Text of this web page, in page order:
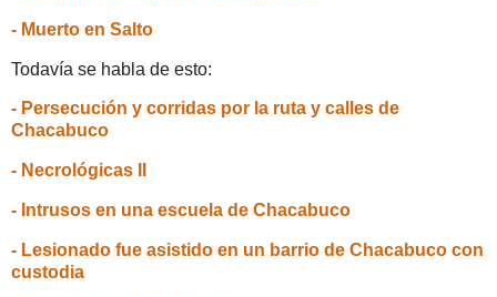
- Muerto en Salto
Todavía se habla de esto:
- Persecución y corridas por la ruta y calles de
Chacabuco
- Necrológicas II
- Intrusos en una escuela de Chacabuco
- Lesionado fue asistido en un barrio de Chacabuco con
custodia